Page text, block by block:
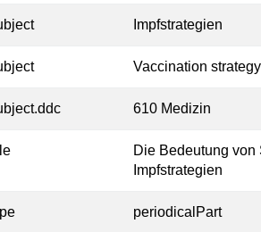
Impfstrategien
Vaccination strategy
610 Medizin
Die Bedeutung
Impfstrategien
periodicalPart